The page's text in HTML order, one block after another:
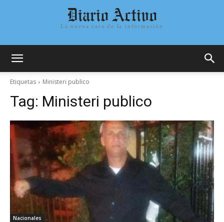
Diario Activo
La nueva cara de la información
Etiquetas Ministeri publico
Tag: Ministeri publico
Nacionales